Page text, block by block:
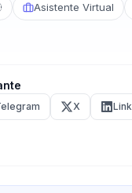
Asistente Virtual
X